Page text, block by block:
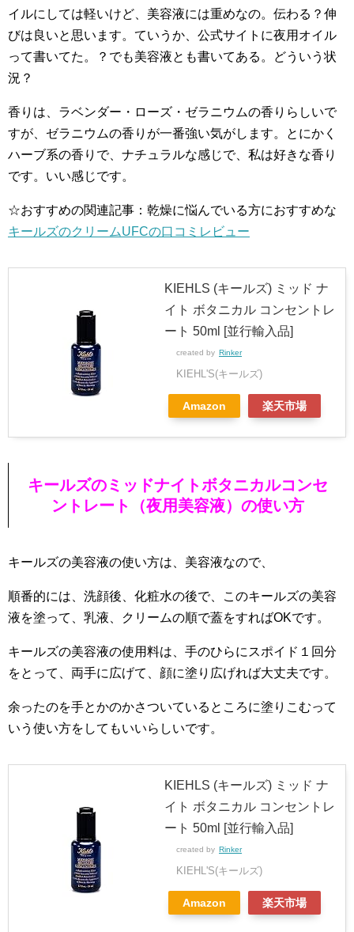
イルにしては軽いけど、美容液には重めなの。伝わる？伸
びは良いと思います。ていうか、公式サイトに夜用オイル
って書いてた。？でも美容液とも書いてある。どういう状
況？
香りは、ラベンダー・ローズ・ゼラニウムの香りらしいで
すが、ゼラニウムの香りが一番強い気がします。とにかく
ハーブ系の香りで、ナチュラルな感じで、私は好きな香り
です。いい感じです。
☆おすすめの関連記事：乾燥に悩んでいる方におすすめな
キールズのクリームUFCの口コミレビュー
KIEHLS (キールズ) ミッド ナ
イト ボタニカル コンセントレ
ート 50ml [並行輸入品]
created by Rinker
KIEHL'S(キールズ)
Amazon 楽天市場
キールズのミッドナイトボタニカルコンセ
ントレート（夜用美容液）の使い方
キールズの美容液の使い方は、美容液なので、
順番的には、洗顔後、化粧水の後で、このキールズの美容
液を塗って、乳液、クリームの順で蓋をすればOKです。
キールズの美容液の使用料は、手のひらにスポイド１回分
をとって、両手に広げて、顔に塗り広げれば大丈夫です。
余ったのを手とかのかさついているところに塗りこむって
いう使い方をしてもいいらしいです。
KIEHLS (キールズ) ミッド ナ
イト ボタニカル コンセントレ
ート 50ml [並行輸入品]
created by Rinker
KIEHL'S(キールズ)
Amazon 楽天市場